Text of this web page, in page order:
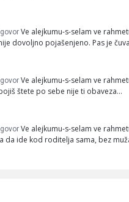
Ve alejkumu-s-selam ve
dovoljno pojašenjeno. Pas je
Ve alejkumu-s-selam ve
štete po sebe nije ti obaveza…
Ve alejkumu-s-selam ve
da ide kod roditelja sama, bez